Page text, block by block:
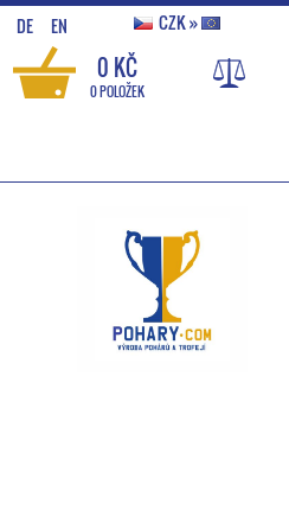
DE EN CZK»
0 KČ
0 POLOŽEK